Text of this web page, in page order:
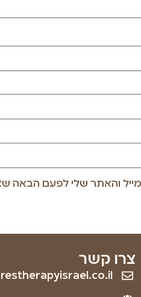
והאתר שלי לפעם הבאה
צרו קשר